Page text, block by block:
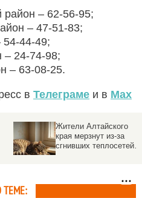
– 62-56-95;
– 47-51-83;
54-44-49;
– 24-74-98;
– 63-08-25.
в Телеграме и в Max
Жители Алтайского
края мерзнут из-за
сгнивших теплосетей
ТЕМЕ: